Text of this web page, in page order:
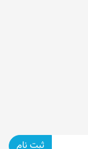
ثبت نام